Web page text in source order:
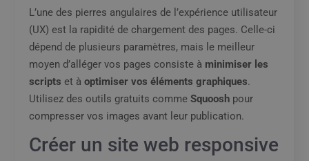
L’une des pierres angulaires de l’expérience utilisateur
(UX) est la rapidité de chargement des pages. Celle-ci
dépend de plusieurs paramètres, mais le meilleur
moyen d’alléger vos pages consiste à minimiser les
scripts et àoptimiser vos éléments graphiques.
Utilisez des outils gratuits commeSquoosh pour
compresser vos images avant leur publication.
Créer un site web responsive